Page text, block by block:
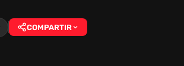
COMPARTIR